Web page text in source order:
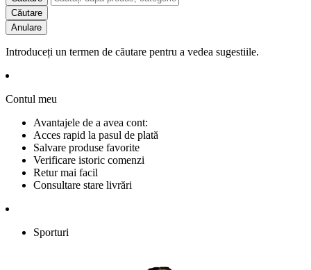
Căutare
Anulare
Introduceți un termen de căutare pentru a vedea sugestiile.
Contul meu
Avantajele de a avea cont:
Acces rapid la pasul de plată
Salvare produse favorite
Verificare istoric comenzi
Retur mai facil
Consultare stare livrări
Sporturi